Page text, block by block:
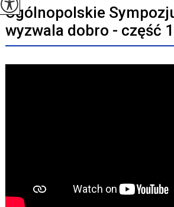
Ogólnopolskie
wyzwala dobro - część 1